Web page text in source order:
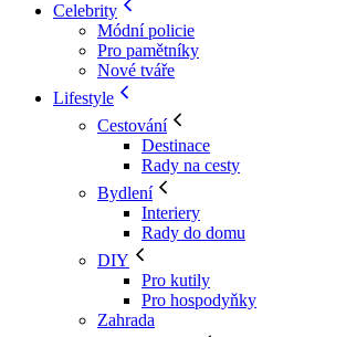
Celebrity
Módní policie
Pro pamětníky
Nové tváře
Lifestyle
Cestování
Destinace
Rady na cesty
Bydlení
Interiery
Rady do domu
DIY
Pro kutily
Pro hospodyňky
Zahrada